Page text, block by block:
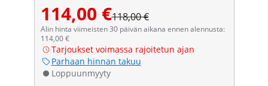
114,00 €118,00 €
Alin hinta viimeisten 30 päivän aikana ennen alennusta:
114,00 €
Tarjoukset voimassa rajoitetun ajan
Parhaan hinnan takuu
Loppuunmyyty